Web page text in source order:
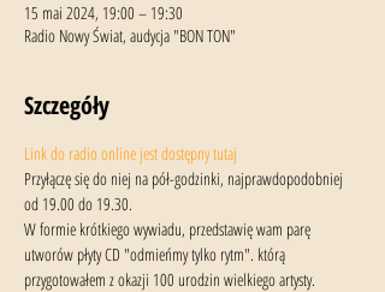
15 mai 2024, 19:00 – 19:30
Radio Nowy Świat, audycja "BON TON"
Szczegóły
Link do radio online jest dostępny tutaj
Przyłączę się do niej na pół-godzinki, najprawdopodobniej
od 19.00 do 19.30.
W formie krótkiego wywiadu, przedstawię wam parę
utworów płyty CD "odmieńmy tylko rytm". którą
przygotowałem z okazji 100 urodzin wielkiego artysty.